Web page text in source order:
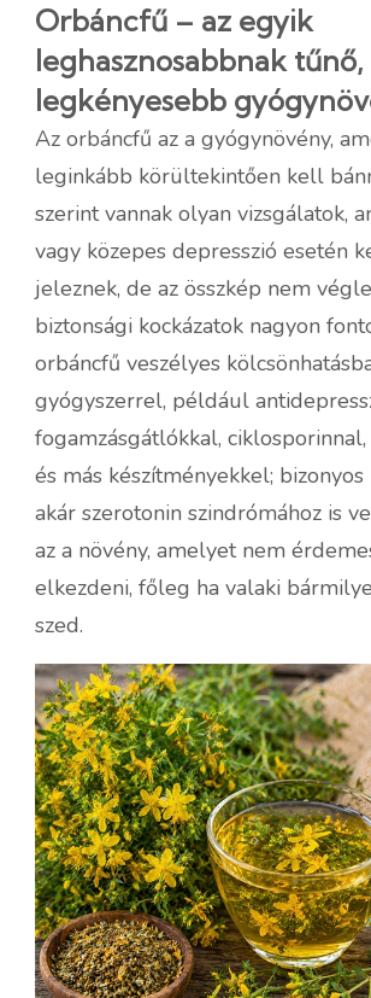
Orbáncfű – az egyik
leghasznosabbnak
legkényesebb
Az orbáncfű az a gyógynövény,
leginkább körültekintően kell
szerint vannak olyan vizsgálatok,
vagy közepes depresszió esetén
jeleznek, de az összkép nem
biztonsági kockázatok nagyon
orbáncfű veszélyes
gyógyszerrel, például
fogamzásgátlókkal,
és más készítményekkel;
akár szerotonin szindrómához is
az a növény, amelyet nem
elkezdeni, főleg ha valaki
szed.